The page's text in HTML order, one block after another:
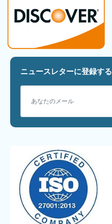
ニュースレターに登録する